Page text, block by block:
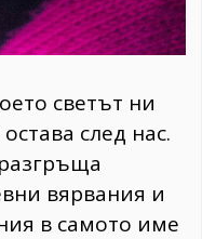
светът ни
след нас.
вярвания и
в самото име